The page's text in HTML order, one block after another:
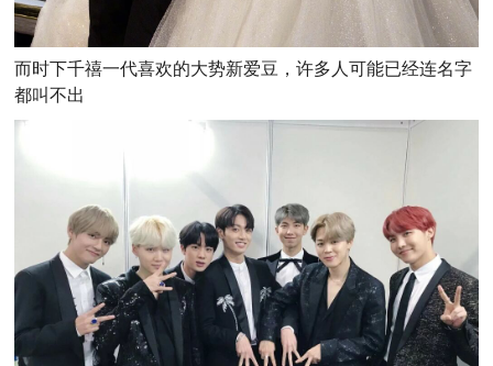
而时下千禧一代喜欢的大势新爱豆，许多人可能已经连名字
都叫不出